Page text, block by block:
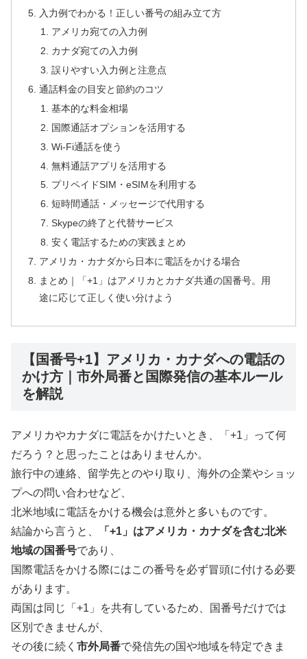
入力例でわかる！正しい番号の組み立て方
アメリカ宛ての入力例
カナダ宛ての入力例
誤りやすい入力例と注意点
通話料金の目安と節約のコツ
基本的な料金相場
国際通話オプションを活用する
Wi-Fi通話を使う
無料通話アプリを活用する
プリペイドSIM・eSIMを利用する
短時間通話・メッセージで代用する
Skypeの終了と代替サービス
安く電話するための実践まとめ
アメリカ・カナダから日本に電話をかける場合
まとめ｜「+1」はアメリカとカナダ共通の国番号。用
途に応じて正しく使い分けよう
【国番号+1】アメリカ・カナダへの電話の
かけ方｜市外局番と国際発信の基本ルール
を解説
アメリカやカナダに電話をかけたいとき、「+1」って何
だろう？と思ったことはありませんか。
旅行中の連絡、留学先とのやり取り、海外の企業やショッ
プへの問い合わせなど、
北米地域に電話をかける機会は意外と多いものです。
結論から言うと、
「+1」はアメリカ・カナダを含む北米
地域の国番号であり、
国際電話をかける際にはこの番号を必ず冒頭に付ける必要
があります。
両国は同じ「+1」を共有しているため、国番号だけでは
区別できませんが、
その後に続く 市外局番で発信先の国や地域を特定できま